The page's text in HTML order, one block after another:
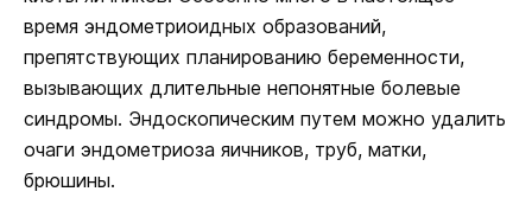
время эндометриоидных образований,
препятствующих планированию беременности,
вызывающих длительные непонятные болевые
синдромы. Эндоскопическим путем можно удалить
очаги эндометриоза яичников, труб, матки,
брюшины.